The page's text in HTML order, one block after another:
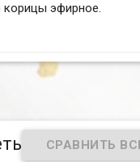
корицы эфирное.